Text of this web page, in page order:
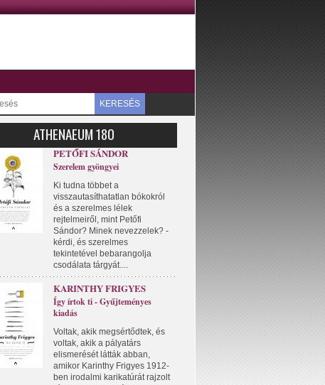
KERESÉS
ATHENAEUM 180
PETŐFI SÁNDOR
Szerelem gyöngyei
Ki tudna többet a
visszautasíthatatlan bókokról
és a szerelmes lélek
rejtelmeiről, mint Petőfi
Sándor? Minek nevezzelek? -
kérdi, és szerelmes
tekintetével bebarangolja
csodálata tárgyát....
KARINTHY FRIGYES
Így írtok ti - Gyűjteményes
kiadás
Voltak, akik megsértődtek, és
voltak, akik a pályatárs
elismerését látták abban,
amikor Karinthy Frigyes 1912-
ben irodalmi karikatúrát rajzolt